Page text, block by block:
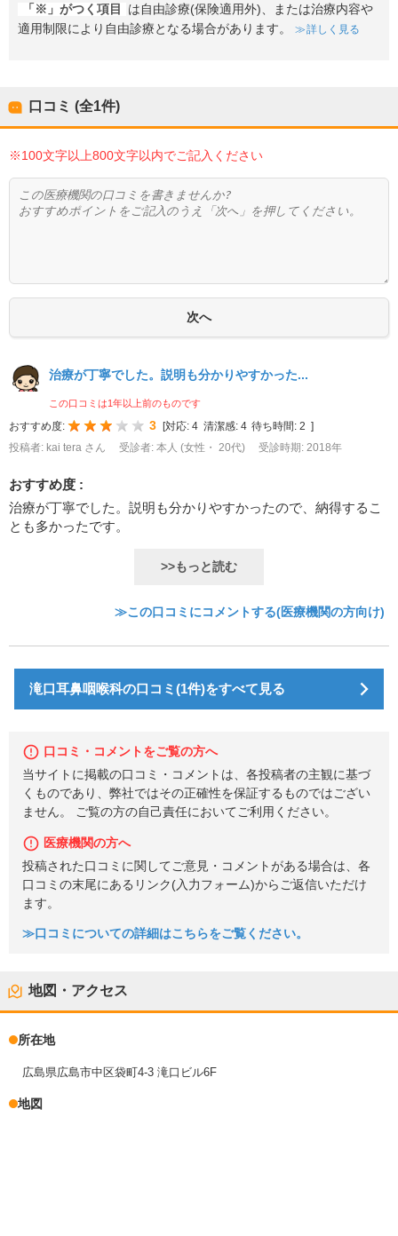
「※」がつく項目
は自由診療(保険適用外)、または治療内容や
適用制限により自由診療となる場合があります。
詳しく見る
口コミ (全1件)
※100文字以上800文字以内でご記入ください
治療が丁寧でした。説明も分かりやすかった...
この口コミは1年以上前のものです
おすすめ度: 3 対応: 4 清潔感: 4 待ち時間: 2
投稿者: kai tera さん
受診者: 本人 (女性・ 20代) 受診時期: 2018年
おすすめ度 :
治療が丁寧でした。説明も分かりやすかったので、納得するこ
とも多かったです。
>>もっと読む
≫この口コミにコメントする(医療機関の方向け)
滝口耳鼻咽喉科の口コミ(1件)をすべて見る
口コミ・コメントをご覧の方へ
当サイトに掲載の口コミ・コメントは、各投稿者の主観に基づ
くものであり、弊社ではその正確性を保証するものではござい
ません。 ご覧の方の自己責任においてご利用ください。
医療機関の方へ
投稿された口コミに関してご意見・コメントがある場合は、各
口コミの末尾にあるリンク(入力フォーム)からご返信いただけ
ます。
≫口コミについての詳細はこちらをご覧ください。
地図・アクセス
所在地
広島県広島市中区袋町4-3 滝口ビル6F
地図